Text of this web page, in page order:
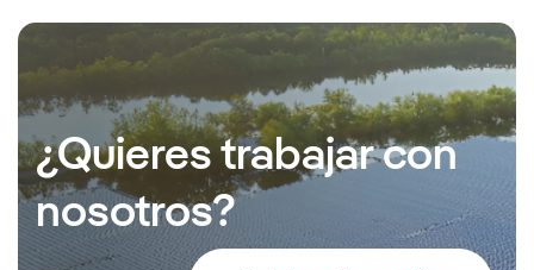
¿Quieres trabajar con
nosotros?